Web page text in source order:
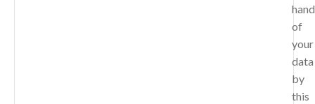
of
your
data
by
this